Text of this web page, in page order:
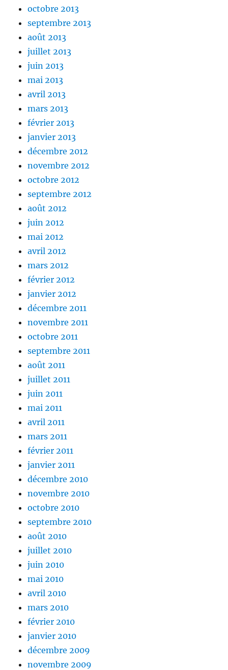
octobre 2013
septembre 2013
août 2013
juillet 2013
juin 2013
mai 2013
avril 2013
mars 2013
février 2013
janvier 2013
décembre 2012
novembre 2012
octobre 2012
septembre 2012
août 2012
juin 2012
mai 2012
avril 2012
mars 2012
février 2012
janvier 2012
décembre 2011
novembre 2011
octobre 2011
septembre 2011
août 2011
juillet 2011
juin 2011
mai 2011
avril 2011
mars 2011
février 2011
janvier 2011
décembre 2010
novembre 2010
octobre 2010
septembre 2010
août 2010
juillet 2010
juin 2010
mai 2010
avril 2010
mars 2010
février 2010
janvier 2010
décembre 2009
novembre 2009